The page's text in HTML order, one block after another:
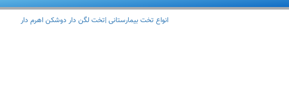
انواع تخت بیمارستانی |تخت لگن دار دوشکن اهرم دار